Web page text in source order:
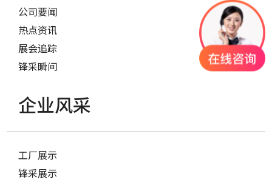
公司要闻
热点资讯
展会追踪
锋采瞬间
企业风采
工厂展示
锋采展示